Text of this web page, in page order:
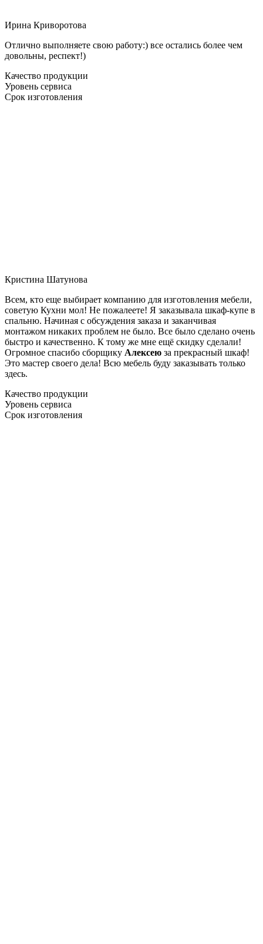
Ирина Криворотова
Отлично выполняете свою работу:) все остались более чем
довольны, респект!)
Качество продукции
Уровень сервиса
Срок изготовления
Кристина Шатунова
Всем, кто еще выбирает компанию для изготовления мебели,
советую Кухни мол! Не пожалеете! Я заказывала шкаф-купе в
спальню. Начиная с обсуждения заказа и заканчивая
монтажом никаких проблем не было. Все было сделано очень
быстро и качественно. К тому же мне ещё скидку сделали!
Огромное спасибо сборщику Алексею за прекрасный шкаф!
Это мастер своего дела! Всю мебель буду заказывать только
здесь.
Качество продукции
Уровень сервиса
Срок изготовления